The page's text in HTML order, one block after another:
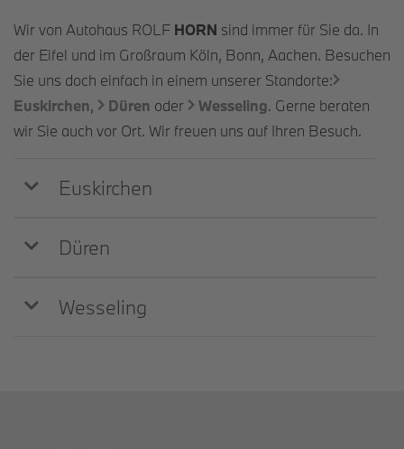
Wir von Autohaus ROLF HORN sind immer für Sie da. In
der Eifel und im Großraum Köln, Bonn, Aachen. Besuchen
Sie uns doch einfach in einem unserer Standorte:
Euskirchen, Düren oder Wesseling. Gerne beraten
wir Sie auch vor Ort. Wir freuen uns auf Ihren Besuch.
Euskirchen
Düren
Wesseling